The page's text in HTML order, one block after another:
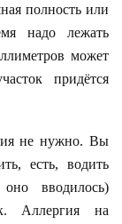
полность или
надо лежать
может
придётся
не нужно. Вы
есть, водить
вводилось)
Аллергия на